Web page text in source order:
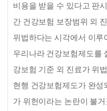
비용을 받을 수 있다고 판
간 건강보험 보장범위 외
위법하다는 시각에서 이루
우리나라 건강보험제도를
강보험 기준 외 진료가 위
현행 건강보험제도가 완
가 위헌이라는 논란이 불